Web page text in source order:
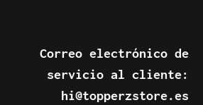
Correo electrónico de
servicio al cliente:
hi@topperzstore.es